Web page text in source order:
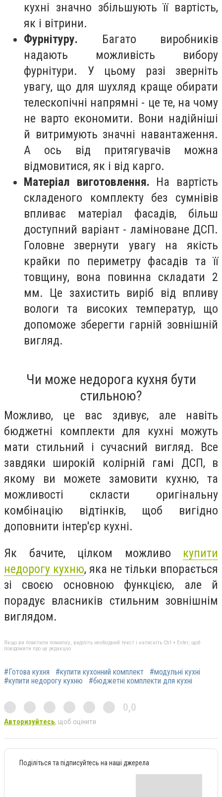
кухні значно збільшують її вартість,
як і вітрини.
Фурнітуру. Багато виробників
надають можливість вибору
фурнітури. У цьому разі зверніть
увагу, що для шухляд краще обирати
телескопічні напрямні - це те, на чому
не варто економити. Вони надійніші
й витримують значні навантаження.
А ось від притягувачів можна
відмовитися, як і від карго.
Матеріал виготовлення. На вартість
складеного комплекту без сумнівів
впливає матеріал фасадів, більш
доступний варіант - ламіноване ДСП.
Головне звернути увагу на якість
крайки по периметру фасадів та її
товщину, вона повинна складати 2
мм. Це захистить виріб від впливу
вологи та високих температур, що
допоможе зберегти гарній зовнішній
вигляд.
Чи може недорога кухня бути
стильною?
Можливо, це вас здивує, але навіть
бюджетні комплекти для кухні можуть
мати стильний і сучасний вигляд. Все
завдяки широкій колірній гамі ДСП, в
якому ви можете замовити кухню, та
можливості скласти оригінальну
комбінацію відтінків, щоб вигідно
доповнити інтер'єр кухні.
Як бачите, цілком можливо купити
недорогу кухню, яка не тільки впорається
зі своєю основною функцією, але й
порадує власників стильним зовнішнім
виглядом.
Якщо ви помітили помилку, виділіть необхідний текст і натисніть Ctrl + Enter, щоб
повідомити про це редакцію
#Готова кухня #купити кухонний комплект
#модульні кухні
#купити недорогу кухню
#бюджетні комплекти для кухні
0,0
Авторизуйтесь, щоб оцінити
Поділіться та підписуйтесь на наші джерела